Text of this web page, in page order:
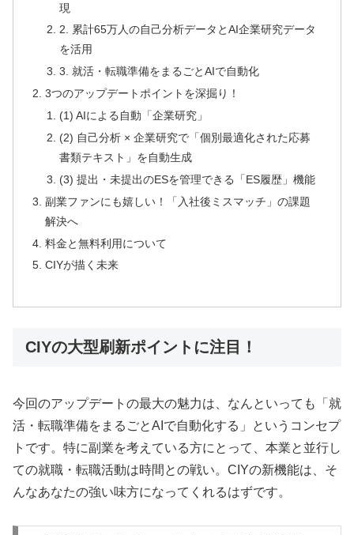
現
2. 累計65万人の自己分析データとAI企業研究データ
を活用
3. 就活・転職準備をまるごとAIで自動化
3つのアップデートポイントを深掘り！
(1) AIによる自動「企業研究」
(2) 自己分析 × 企業研究で「個別最適化された応募
書類テキスト」を自動生成
(3) 提出・未提出のESを管理できる「ES履歴」機能
副業ファンにも嬉しい！「入社後ミスマッチ」の課題
解決へ
料金と無料利用について
CIYが描く未来
CIYの大型刷新ポイントに注目！
今回のアップデートの最大の魅力は、なんといっても「就
活・転職準備をまるごとAIで自動化する」というコンセプ
トです。特に副業を考えている方にとって、本業と並行し
ての就職・転職活動は時間との戦い。CIYの新機能は、そ
んなあなたの強い味方になってくれるはずです。